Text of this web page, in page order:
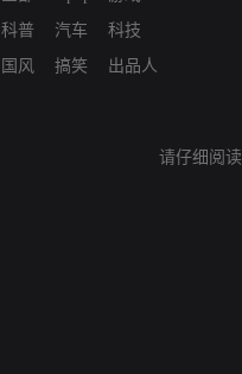
科普
国风
汽车
搞笑
科技
出品人
请仔细阅读